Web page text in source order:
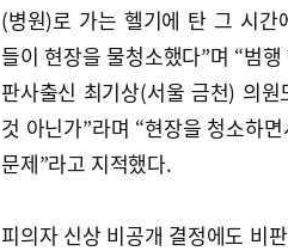
(병원)로 가는 헬기에 탄 그 시간
들이 현장을 물청소했다”며 “범
판사출신 최기상(서울 금천) 의
것 아닌가”라며 “현장을 청소하
문제”라고 지적했다.
피의자 신상 비공개 결정에도 비